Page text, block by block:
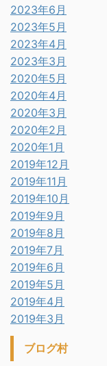
2023年6月
2023年5月
2023年4月
2023年3月
2020年5月
2020年4月
2020年3月
2020年2月
2020年1月
2019年12月
2019年11月
2019年10月
2019年9月
2019年8月
2019年7月
2019年6月
2019年5月
2019年4月
2019年3月
ブログ村